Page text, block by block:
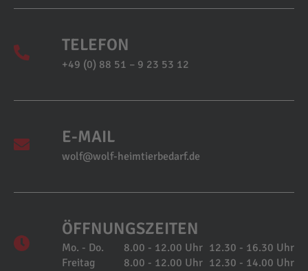
TELEFON
+49 (0) 88 51 – 9 23 53 12
E-MAIL
wolf@wolf-heimtierbedarf.de
ÖFFNUNGSZEITEN
Mo. - Do. 8.00 - 12.00 Uhr 12.30 - 16.30 Uhr
Freitag
8.00 - 12.00 Uhr 12.30 - 14.00 Uhr